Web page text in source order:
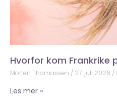
Hvorfor kom Frankrike
Morten Thomassen 27. juli 2026
Les mer »